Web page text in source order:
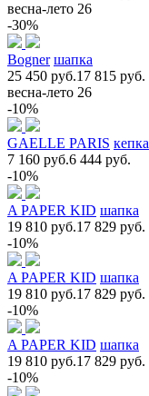
весна-лето 26
-30%
Bogner шапка
25 450 руб.17 815 руб.
весна-лето 26
-10%
GAELLE PARIS кепка
7 160 руб.6 444 руб.
-10%
A PAPER KID шапка
19 810 руб.17 829 руб.
-10%
A PAPER KID шапка
19 810 руб.17 829 руб.
-10%
A PAPER KID шапка
19 810 руб.17 829 руб.
-10%